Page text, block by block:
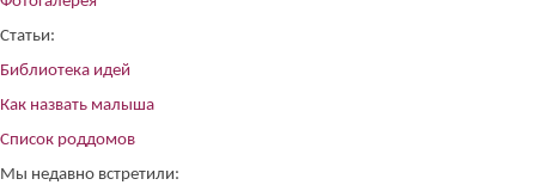
Статьи:
Библиотека идей
Как назвать малыша
Список роддомов
Мы недавно встретили: